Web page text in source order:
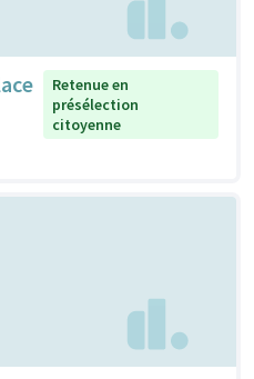
Retenue en
présélection
citoyenne